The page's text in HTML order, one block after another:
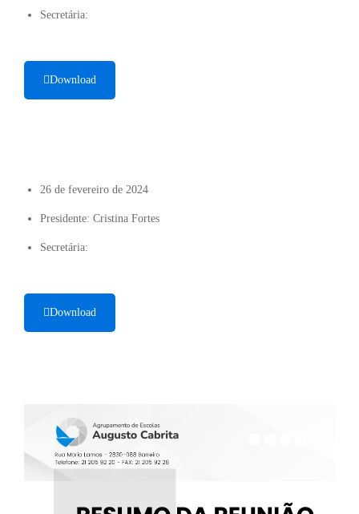
Secretária:
Download
26 de fevereiro de 2024
Presidente: Cristina Fortes
Secretária:
Download